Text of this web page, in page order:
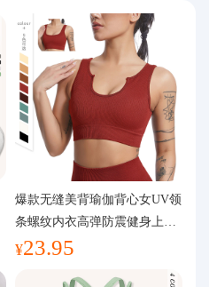
爆款无缝美背瑜伽背心女UV领
条螺纹内衣高弹防震健身上装
运动文胸
¥23.95